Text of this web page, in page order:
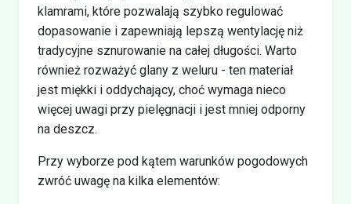
klamrami, które pozwalają szybko regulować
dopasowanie i zapewniają lepszą wentylację niż
tradycyjne sznurowanie na całej długości. Warto
również rozważyć glany z weluru - ten materiał
jest miękki i oddychający, choć wymaga nieco
więcej uwagi przy pielęgnacji i jest mniej odporny
na deszcz.
Przy wyborze pod kątem warunków pogodowych
zwróć uwagę na kilka elementów: